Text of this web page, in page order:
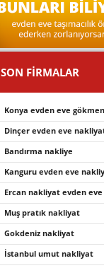
SON FİRMALAR
konya evden eve gökmen
dinçer evden eve
bandirma nakli̇ye
kanguru evden eve
ercan nakliyat evden eve
muş pratık nakliyat
gokdeniz nakliyat
i̇stanbul umut nakliyat